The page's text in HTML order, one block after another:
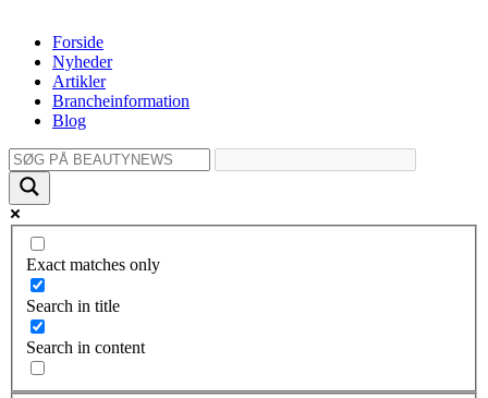
Forside
Nyheder
Artikler
Brancheinformation
Blog
Exact matches only
Search in title
Search in content